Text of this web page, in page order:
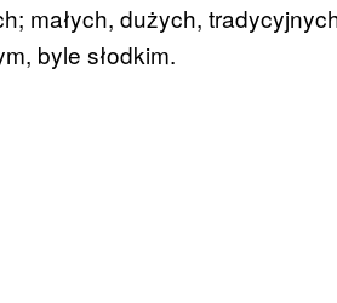
małych, dużych,
byle słodkim.